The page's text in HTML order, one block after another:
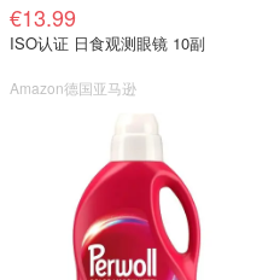
€13.99
ISO认证 日食观测眼镜 10副
Amazon德国亚马逊